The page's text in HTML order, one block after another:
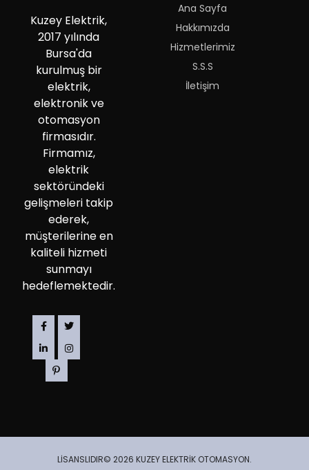
Kuzey Elektrik,
2017 yılında
Bursa'da
kurulmuş bir
elektrik,
elektronik ve
otomasyon
firmasıdır.
Firmamız,
elektrik
sektöründeki
gelişmeleri takip
ederek,
müşterilerine en
kaliteli hizmeti
sunmayı
hedeflemektedir.
Ana Sayfa
Hakkımızda
Hizmetlerimiz
S.S.S
İletişim
LİSANSLIDIR© 2026 KUZEY ELEKTRİK OTOMASYON.